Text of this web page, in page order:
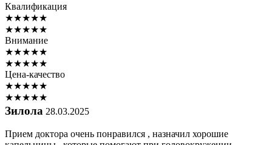
Квалификация
★★★★★
★★★★★
Внимание
★★★★★
★★★★★
Цена-качество
★★★★★
★★★★★
Зилола 28.03.2025
Прием доктора очень понравился , назначил хорошие